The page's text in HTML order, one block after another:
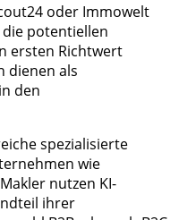
oder Immowelt
potentiellen
ersten Richtwert
dienen als
den
spezialisierte
wie
nutzen KI-
ihrer